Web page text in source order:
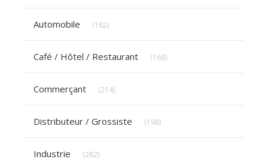
Automobile (182)
Café / Hôtel / Restaurant (168)
Commerçant (214)
Distributeur / Grossiste (198)
Industrie (282)